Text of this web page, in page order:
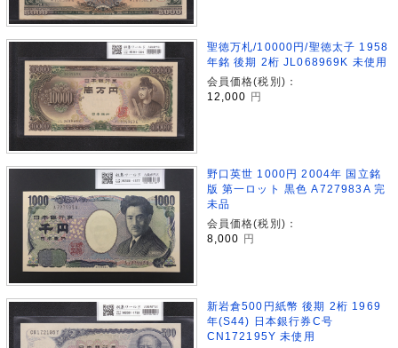
聖徳万札/10000円/聖徳太子 1958
年銘 後期 2桁 JL068969K 未使用
会員価格(税別)：
12,000 円
野口英世 1000円 2004年 国立銘
版 第一ロット 黒色 A727983A 完
未品
会員価格(税別)：
8,000 円
新岩倉500円紙幣 後期 2桁 1969
年(S44) 日本銀行券C号
CN172195Y 未使用